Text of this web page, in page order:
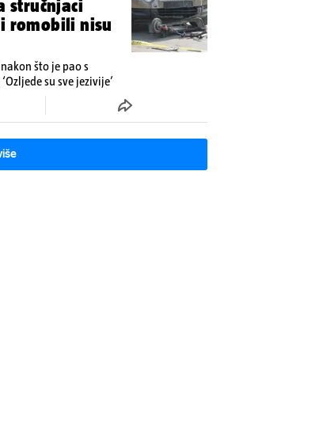
stručnjaci
romobili nisu
što je pao s
su sve jezivije’